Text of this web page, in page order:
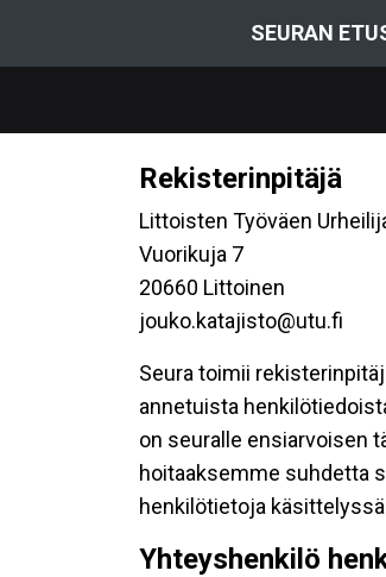
SEURAN
Rekisterinpitäjä
Littoisten Työväen
Vuorikuja 7
20660 Littoinen
jouko.katajisto@utu.fi
Seura toimii
annetuista
on seuralle ensiarvoisen
hoitaaksemme suhdetta
henkilötietoja
Yhteyshenkilö